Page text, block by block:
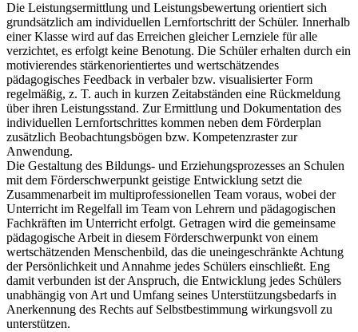
Die Leistungsermittlung und Leistungsbewertung orientiert sich
grundsätzlich am individuellen Lernfortschritt der Schüler. Innerhalb
einer Klasse wird auf das Erreichen gleicher Lernziele für alle
verzichtet, es erfolgt keine Benotung. Die Schüler erhalten durch ein
motivierendes stärkenorientiertes und wertschätzendes
pädagogisches Feedback in verbaler bzw. visualisierter Form
regelmäßig, z. T. auch in kurzen Zeitabständen eine Rückmeldung
über ihren Leistungsstand. Zur Ermittlung und Dokumentation des
individuellen Lernfortschrittes kommen neben dem Förderplan
zusätzlich Beobachtungsbögen bzw. Kompetenzraster zur
Anwendung.
Die Gestaltung des Bildungs- und Erziehungsprozesses an Schulen
mit dem Förderschwerpunkt geistige Entwicklung setzt die
Zusammenarbeit im multiprofessionellen Team voraus, wobei der
Unterricht im Regelfall im Team von Lehrern und pädagogischen
Fachkräften im Unterricht erfolgt. Getragen wird die gemeinsame
pädagogische Arbeit in diesem Förderschwerpunkt von einem
wertschätzenden Menschenbild, das die uneingeschränkte Achtung
der Persönlichkeit und Annahme jedes Schülers einschließt. Eng
damit verbunden ist der Anspruch, die Entwicklung jedes Schülers
unabhängig von Art und Umfang seines Unterstützungsbedarfs in
Anerkennung des Rechts auf Selbstbestimmung wirkungsvoll zu
unterstützen.